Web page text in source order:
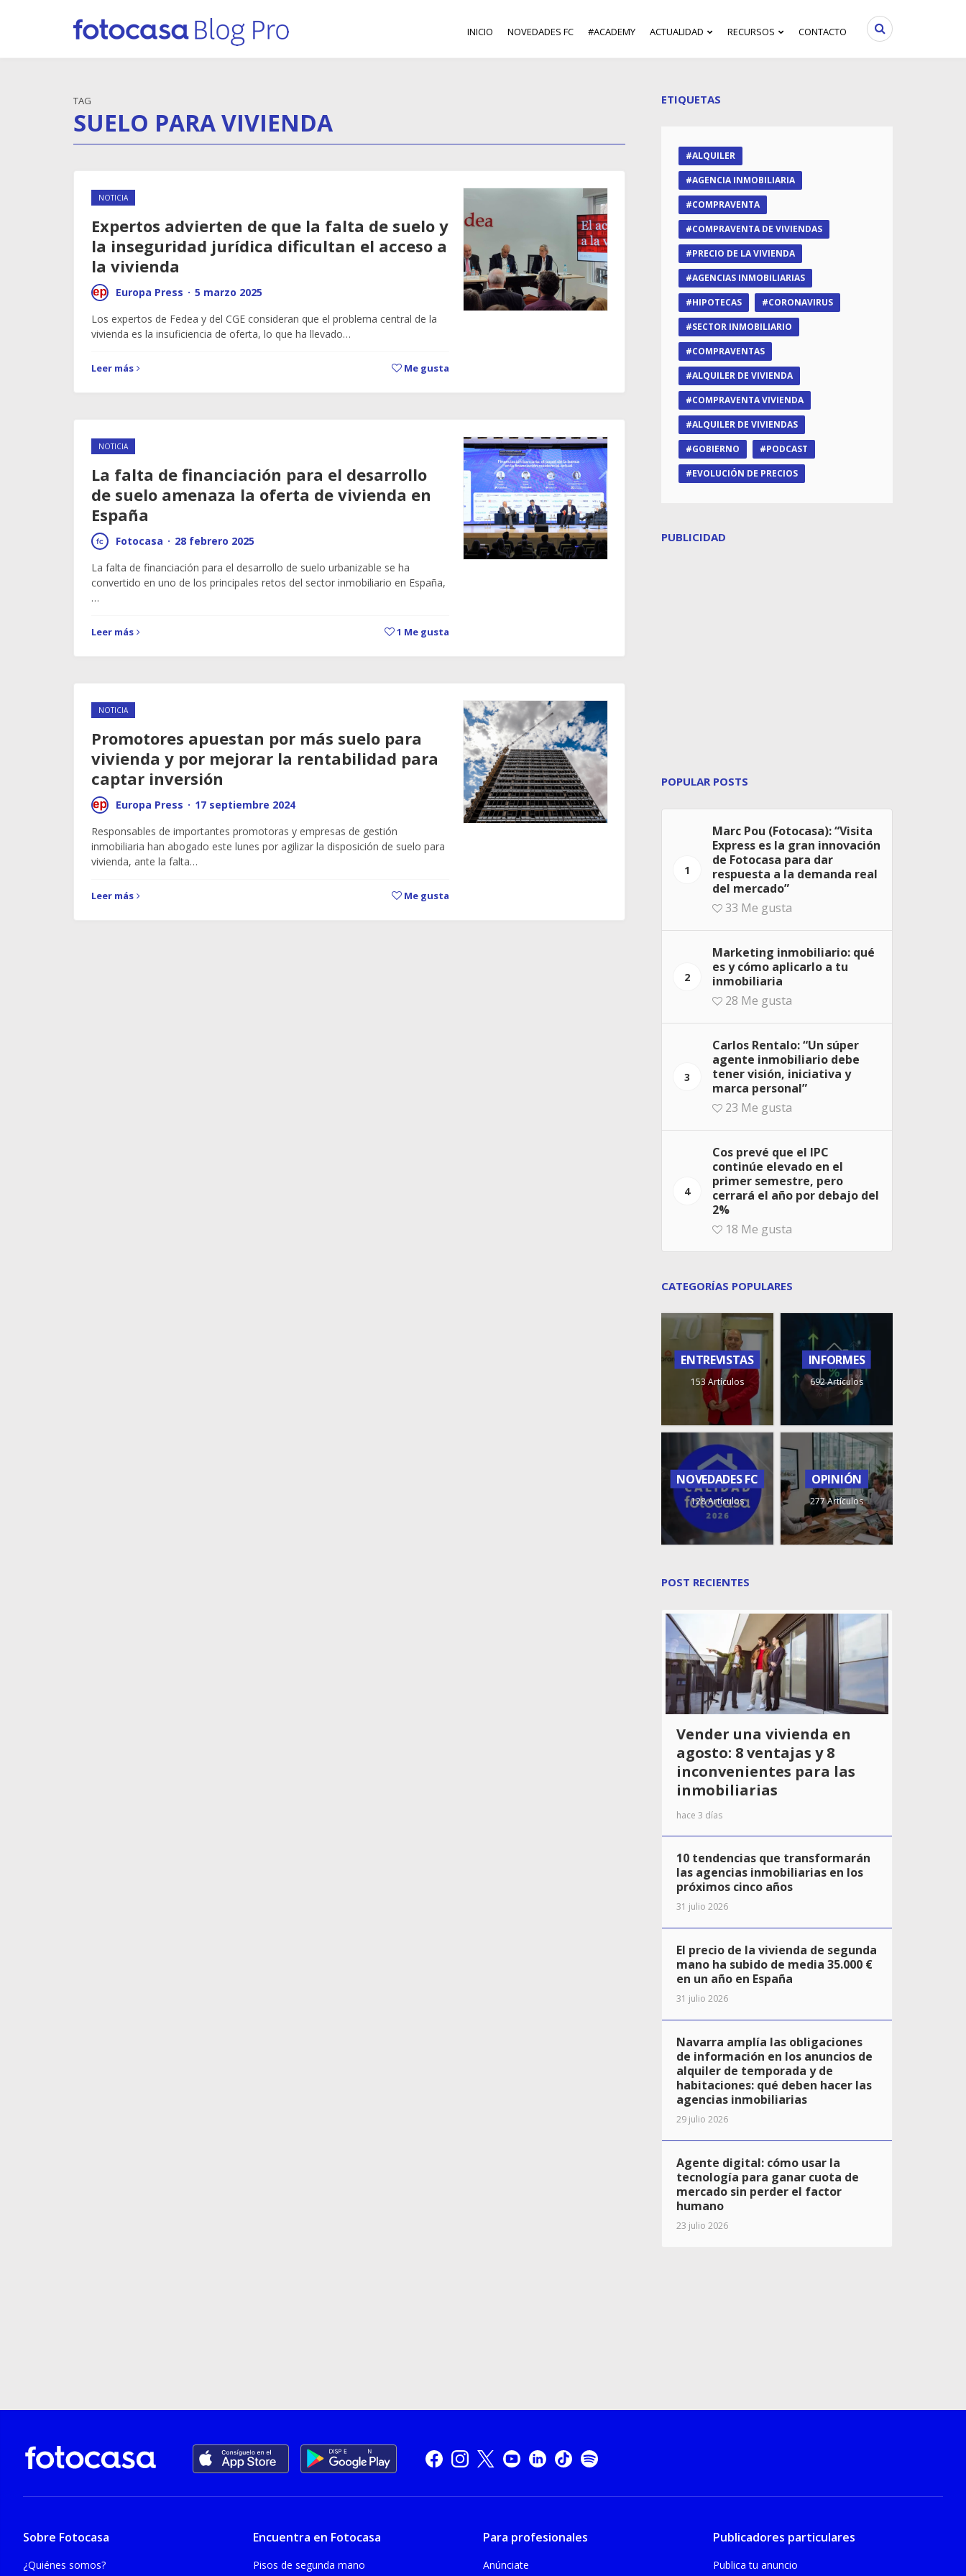
INICIO NOVEDADES FC #ACADEMY ACTUALIDAD RECURSOS CONTACTO
TAG
SUELO PARA VIVIENDA
NOTICIA
Expertos advierten de que la falta de suelo y
la inseguridad jurídica dificultan el acceso a
la vivienda
Europa Press · 5 marzo 2025
Los expertos de Fedea y del CGE consideran que el problema central de la
vivienda es la insuficiencia de oferta, lo que ha llevado…
Leer más Me gusta
NOTICIA
La falta de financiación para el desarrollo
de suelo amenaza la oferta de vivienda en
España
Fotocasa · 28 febrero 2025
La falta de financiación para el desarrollo de suelo urbanizable se ha
convertido en uno de los principales retos del sector inmobiliario en España,
…
Leer más 1 Me gusta
NOTICIA
Promotores apuestan por más suelo para
vivienda y por mejorar la rentabilidad para
captar inversión
Europa Press · 17 septiembre 2024
Responsables de importantes promotoras y empresas de gestión
inmobiliaria han abogado este lunes por agilizar la disposición de suelo para
vivienda, ante la falta…
Leer más Me gusta
ETIQUETAS
ALQUILER
AGENCIA INMOBILIARIA
COMPRAVENTA
COMPRAVENTA DE VIVIENDAS
PRECIO DE LA VIVIENDA
AGENCIAS INMOBILIARIAS
HIPOTECAS
CORONAVIRUS
SECTOR INMOBILIARIO
COMPRAVENTAS
ALQUILER DE VIVIENDA
COMPRAVENTA VIVIENDA
ALQUILER DE VIVIENDAS
GOBIERNO
PODCAST
EVOLUCIÓN DE PRECIOS
PUBLICIDAD
POPULAR POSTS
1
Marc Pou (Fotocasa): “Visita
Express es la gran innovación
de Fotocasa para dar
respuesta a la demanda real
del mercado”
33 Me gusta
2
Marketing inmobiliario: qué
es y cómo aplicarlo a tu
inmobiliaria
28 Me gusta
3
Carlos Rentalo: “Un súper
agente inmobiliario debe
tener visión, iniciativa y
marca personal”
23 Me gusta
4
Cos prevé que el IPC
continúe elevado en el
primer semestre, pero
cerrará el año por debajo del
2%
18 Me gusta
CATEGORÍAS POPULARES
ENTREVISTAS
153 Artículos
INFORMES
692 Artículos
NOVEDADES FC
128 Artículos
OPINIÓN
277 Artículos
POST RECIENTES
Vender una vivienda en
agosto: 8 ventajas y 8
inconvenientes para las
inmobiliarias
hace 3 días
10 tendencias que transformarán
las agencias inmobiliarias en los
próximos cinco años
31 julio 2026
El precio de la vivienda de segunda
mano ha subido de media 35.000 €
en un año en España
31 julio 2026
Navarra amplía las obligaciones
de información en los anuncios de
alquiler de temporada y de
habitaciones: qué deben hacer las
agencias inmobiliarias
29 julio 2026
Agente digital: cómo usar la
tecnología para ganar cuota de
mercado sin perder el factor
humano
23 julio 2026
Sobre Fotocasa
¿Quiénes somos?
Encuentra en Fotocasa
Pisos de segunda mano
Para profesionales
Anúnciate
Publicadores particulares
Publica tu anuncio